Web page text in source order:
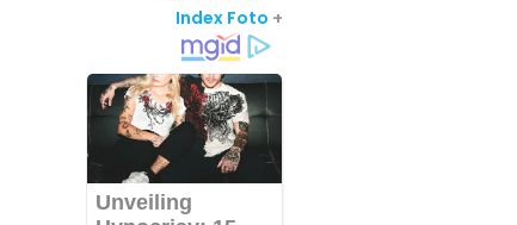
Index Foto +